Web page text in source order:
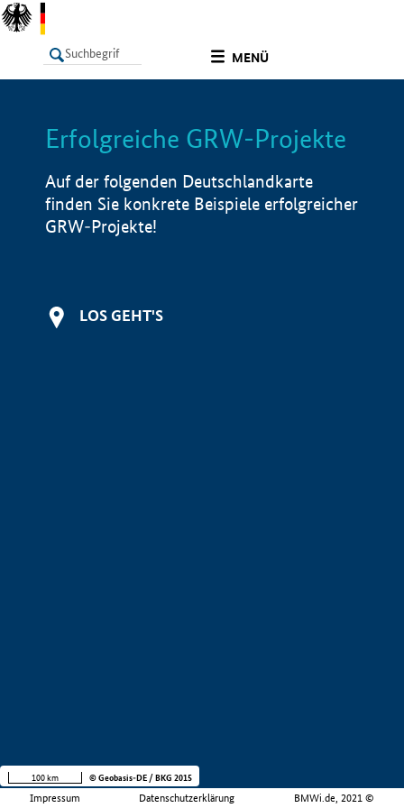
MENÜ
LISTE Info
Erfolgreiche GRW-Projekte
Auf der folgenden Deutschlandkarte
finden Sie konkrete Beispiele erfolgreicher
GRW-Projekte!
LOS GEHT'S
Impressum Datenschutzerklärung BMWi.de, 2021 ©
100 km © Geobasis-DE / BKG 2015